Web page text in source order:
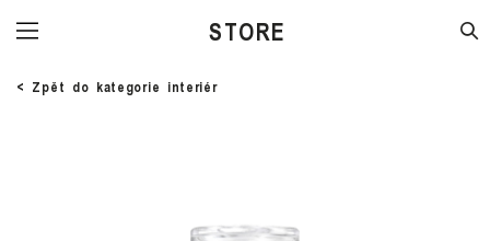
STORE
< Zpět do kategorie interiér